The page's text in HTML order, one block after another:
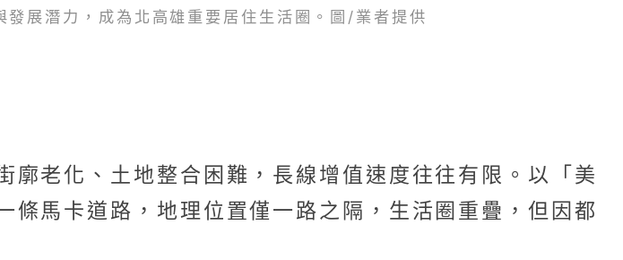
展潛力，成為北高雄重要居住生活圈。圖/業者提供
老化、土地整合困難，長線增值速度往往有限。以「美
馬卡道路，地理位置僅一路之隔，生活圈重疊，但因都